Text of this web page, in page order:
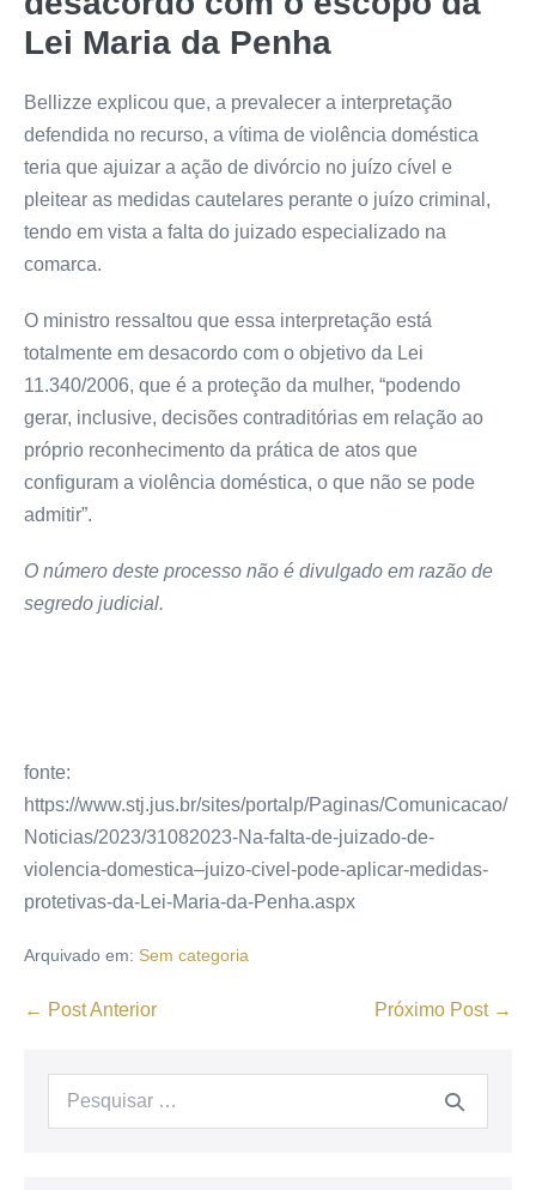
Lei Maria da Penha
Bellizze explicou que, a prevalecer a interpretação
defendida no recurso, a vítima de violência doméstica
teria que ajuizar a ação de divórcio no juízo cível e
pleitear as medidas cautelares perante o juízo criminal,
tendo em vista a falta do juizado especializado na
comarca.
O ministro ressaltou que essa interpretação está
totalmente em desacordo com o objetivo da Lei
11.340/2006, que é a proteção da mulher, “podendo
gerar, inclusive, decisões contraditórias em relação ao
próprio reconhecimento da prática de atos que
configuram a violência doméstica, o que não se pode
admitir”.
O número deste processo não é divulgado em razão de
segredo judicial.
fonte:
https://www.stj.jus.br/sites/portalp/Paginas/Comunicacao/
Noticias/2023/31082023-Na-falta-de-juizado-de-
violencia-domestica–juizo-civel-pode-aplicar-medidas-
protetivas-da-Lei-Maria-da-Penha.aspx
Arquivado em: Sem categoria
← Post Anterior Próximo Post →